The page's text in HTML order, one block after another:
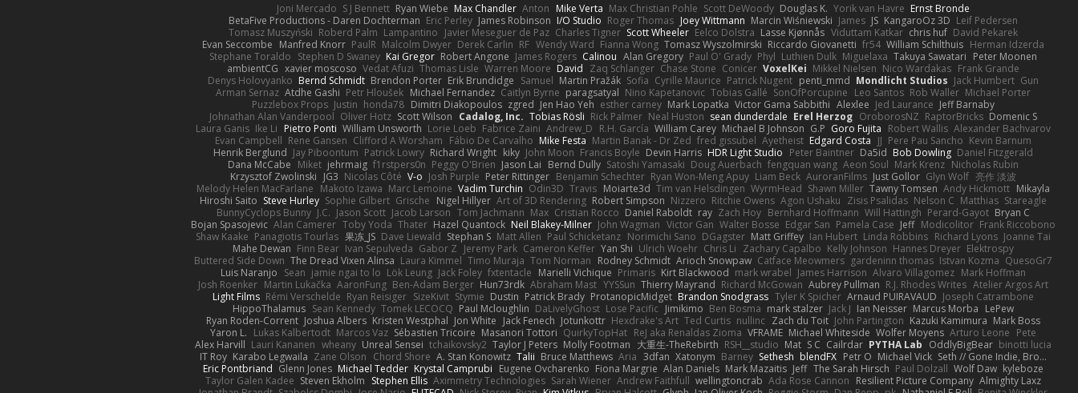
Joni Mercado S J Bennett Ryan Wiebe Max Chandler Anton Mike Verta Max Christian Pohle Scott DeWoody Douglas K. Yorik van Havre Ernst Bronde
BetaFive Productions - Daren Dochterman Eric Perley James Robinson I/O Studio Roger Thomas Joey Wittmann Marcin Wiśniewski James JS KangaroOz 3D Leif Pedersen
Tomasz Muszyński Roberd Palm Lampantino Javier Meseguer de Paz Charles Tigner Scott Wheeler Eelco Dolstra Lasse Kjønnås Viduttam Katkar chris huf David Pekarek
Evan Seccombe Manfred Knorr PaulR Malcolm Dwyer Derek Carlin RF Wendy Ward Fianna Wong Tomasz Wyszolmirski Riccardo Giovanetti fr54 William Schilthuis Herman Idzerda
Stephane Toraldo Stephen D Swaney Kai Gregor Robert Angone James Rogers Calinou Alan Gregory Paul O' Grady Phyl Luthien Dulk Miguelaxa Takuya Sawatari Peter Moonen
ambientCG xavier moscoso Vedat Afuzi Thomas Lisle Warren Moore David Zaq Schlanger Chase Stone Conicer VoxelKei Mikkel Nielsen Nico Wardakas Frank Grande
Denys Holovyanko Bernd Schmidt Brendon Porter Erik Brundidge Samuel Martin Pražák Sofia Cyrille Maurice Patrick Nugent penti_mmd Mondlicht Studios Jack Humbert Gun
Arman Sernaz Atdhe Gashi Petr Hloušek Michael Fernandez Caitlyn Byrne paragsatyal Nino Kapetanovic Tobias Gallé SonOfPorcupine Leo Santos Rob Waller Michael Porter
Puzzlebox Props Justin honda78 Dimitri Diakopoulos zgred Jen Hao Yeh esther carney Mark Lopatka Victor Gama Sabbithi Alexlee Jed Laurance Jeff Barnaby
Johnathan Alan Vanderpool Oliver Hotz Scott Wilson Cadalog, Inc. Tobias Rösli Rick Palmer Neal Huston sean dunderdale Erel Herzog OroborosNZ RaptorBricks Domenic S
Laura Ganis Ike Li Pietro Ponti William Unsworth Lorie Loeb Fabrice Zaini Andrew_D R.H. García William Carey Michael B Johnson G.P Goro Fujita Robert Wallis Alexander Bachvarov
Evan Campbell Rene Gansen Clifford A Worsham Fábio De Carvalho Mike Festa Martin Banak - Dr Zed fred gissubel Ayetheist Edgard Costa JJ Pere Pau Sancho Kevin Barnum
Henrik Berglund Jay Piboontum Patrick Lowry Richard Wright kiky John Moon Francis Boyle Devin Harris HDR Light Studio Peter Baintner Da5id Bob Dowling Daniel Fitzgerald
Dana McCabe Miket jehrmaig f1rstpers0n Peggy O'Brien Jason Lai Bernd Dully Satoshi Yamasaki Doug Auerbach fengquan wang Aeon Soul Mark Krenz Nicholas Rubin
Krzysztof Zwolinski JG3 Nicolas Côté V-o Josh Purple Peter Rittinger Benjamin Schechter Ryan Won-Meng Apuy Liam Beck AuroranFilms Just Gollor Glyn Wolf 亮作 淡波
Melody Helen MacFarlane Makoto Izawa Marc Lemoine Vadim Turchin Odin3D Travis Moiarte3d Tim van Helsdingen WyrmHead Shawn Miller Tawny Tomsen Andy Hickmott Mikayla
Hiroshi Saito Steve Hurley Sophie Gilbert Grische Nigel Hillyer Art of 3D Rendering Robert Simpson Nizzero Ritchie Owens Agon Ushaku Zisis Psalidas Nelson C Matthias Stareagle
BunnyCyclops Bunny J.C. Jason Scott Jacob Larson Tom Jachmann Max Cristian Rocco Daniel Raboldt ray Zach Hoy Bernhard Hoffmann Will Hattingh Perard-Gayot Bryan C
Bojan Spasojevic Alan Camerer Toby Yoda Thater Hazel Quantock Neil Blakey-Milner John Wagman Victor Gan Walter Bosse Edgar San Pamela Case Jeff Modicolitor Frank Riccobono
Shaw Kaake Panagiotis Tourlas 果冻_JS Dave Liewald Stephan S Matt Allen Paul Schicketanz Norimichi Sano DGagster Matt Griffey Ian Hubert Linda Robbins Richard Lyons Joanne Tai
Mahe Dewan Finn Bear Ivan Sepulveda Gabor Z Jeremy Park Cameron Keffer Yan Shi Ulrich Woehr Chris Li Zachary Capalbo Kelly Johnson Hannes Dreyer Elektrospy
Buttered Side Down The Dread Vixen Alinsa Laura Kimmel Timo Muraja Tom Norman Rodney Schmidt Arioch Snowpaw Catface Meowmers gardeninn thomas Istvan Kozma QuesoGr7
Luis Naranjo Sean jamie ngai to lo Lök Leung Jack Foley fxtentacle Marielli Vichique Primaris Kirt Blackwood mark wrabel James Harrison Alvaro Villagomez Mark Hoffman
Josh Roenker Martin Lukačka AaronFung Ben-Adam Berger Hun73rdk Abraham Mast YYSSun Thierry Mayrand Richard McGowan Aubrey Pullman R.J. Rhodes Writes Atelier Argos Art
Light Films Rémi Verschelde Ryan Reisiger SizeKivit Stymie Dustin Patrick Brady ProtanopicMidget Brandon Snodgrass Tyler K Spicher Arnaud PUIRAVAUD Joseph Catrambone
HippoThalamus Sean Kennedy Tomek LECOCQ Paul Mcloughlin DaLivelyGhost Lose Pacific Jimikimo Ben Bosma mark stalzer Jack J Ian Neisser Marcus Morba LePew
Ryan Roden-Corrent Joshua Albers Kristen Westphal Jon White Jack Fenech Jotunkottr Hexdrake's Art Ted Curtis nullinc Zach du Toit John Partington Kazuki Kamimura Mark Boss
Yaron L. Lukas Kalbertodt Marcos Vaz Sébastien Tricoire Masanori Tottori QuirkyTopHat ReJ aka Renaldas Zioma VFRAME Michael Whiteside Wolfer Moyens Arturo Leone Pete
Alex Harvill Lauri Kananen wheany Unreal Sensei tchaikovsky2 Taylor J Peters Molly Footman 大重生-TheRebirth RSH__studio Mat S C Cailrdar PYTHA Lab OddlyBigBear binotti lucia
IT Roy Karabo Legwaila Zane Olson Chord Shore A. Stan Konowitz Talii Bruce Matthews Aria 3dfan Xatonym Barney Sethesh blendFX Petr O Michael Vick Seth // Gone Indie, Bro...
Eric Pontbriand Glenn Jones Michael Tedder Krystal Camprubi Eugene Ovcharenko Fiona Margrie Alan Daniels Mark Mazaitis Jeff The Sarah Hirsch Paul Dolzall Wolf Daw kyleboze
Taylor Galen Kadee Steven Ekholm Stephen Ellis Aximmetry Technologies Sarah Wiener Andrew Faithfull wellingtoncrab Ada Rose Cannon Resilient Picture Company Almighty Laxz